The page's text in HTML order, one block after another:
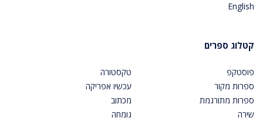
English
קטלוג ספרים
פוסטקפ
ספרות מקור
ספרות מתורגמת
שירה
טקסטורה
עכשיו אפריקה
מכתוב
גומחה